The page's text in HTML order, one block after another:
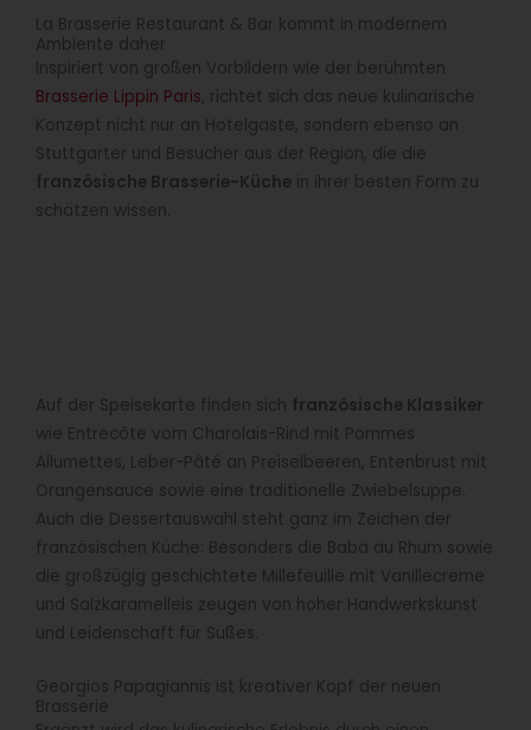
La Brasserie Restaurant & Bar kommt in modernem
Ambiente daher
Inspiriert von großen Vorbildern wie der berühmten
Brasserie Lippin Paris, richtet sich das neue kulinarische
Konzept nicht nur an Hotelgäste, sondern ebenso an
Stuttgarter und Besucher aus der Region, die die
französische Brasserie-Küche in ihrer besten Form zu
schätzen wissen.
Auf der Speisekarte finden sich französische Klassiker
wie Entrecôte vom Charolais-Rind mit Pommes
Allumettes, Leber-Pâté an Preiselbeeren, Entenbrust mit
Orangensauce sowie eine traditionelle Zwiebelsuppe.
Auch die Dessertauswahl steht ganz im Zeichen der
französischen Küche: Besonders die Baba au Rhum sowie
die großzügig geschichtete Millefeuille mit Vanillecreme
und Salzkaramelleis zeugen von hoher Handwerkskunst
und Leidenschaft für Süßes.
Georgios Papagiannis ist kreativer Kopf der neuen
Brasserie